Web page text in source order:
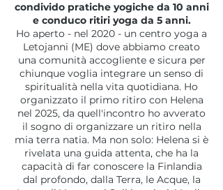
condivido pratiche yogiche da 10 anni
e conduco ritiri yoga da 5 anni.
Ho aperto - nel 2020 - un centro yoga a
Letojanni (ME) dove abbiamo creato
una comunità accogliente e sicura per
chiunque voglia integrare un senso di
spiritualità nella vita quotidiana. Ho
organizzato il primo ritiro con Helena
nel 2025, da quell'incontro ho avverato
il sogno di organizzare un ritiro nella
mia terra natia. Ma non solo: Helena si è
rivelata una guida attenta, che ha la
capacità di far conoscere la Finlandia
dal profondo, dalla Terra, le Acque, la